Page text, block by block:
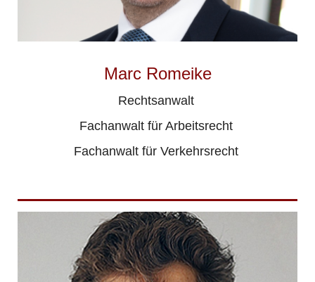
Marc Romeike
Rechtsanwalt
Fachanwalt für Arbeitsrecht
Fachanwalt für Verkehrsrecht